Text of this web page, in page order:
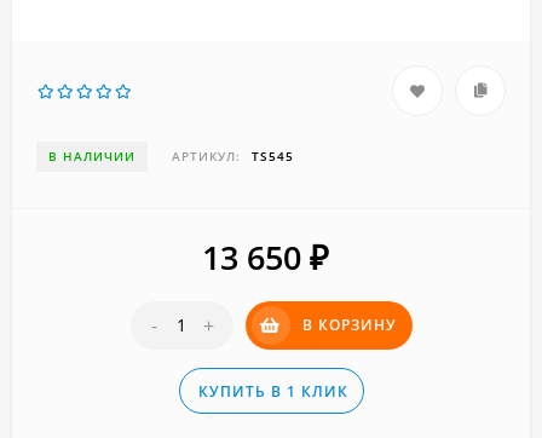
В НАЛИЧИИ АРТИКУЛ: TS545
13 650 ₽
- + В КОРЗИНУ
КУПИТЬ В 1 КЛИК